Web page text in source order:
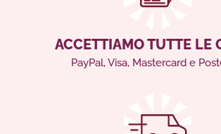
ACCETTIAMO TUTTE LE
PayPal, Visa, Mastercard e